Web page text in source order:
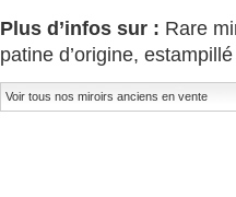
Plus d’infos sur : Rare
patine d’origine,
Voir tous nos miroirs anciens en vente